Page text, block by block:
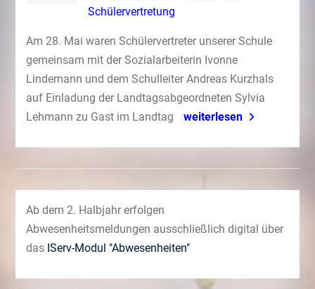
Schülervertretung
Am 28. Mai waren Schülervertreter unserer Schule
gemeinsam mit der Sozialarbeiterin Ivonne
Lindemann und dem Schulleiter Andreas Kurzhals
auf Einladung der Landtagsabgeordneten Sylvia
Lehmann zu Gast im Landtag
weiterlesen
Ab dem 2. Halbjahr erfolgen
Abwesenheitsmeldungen ausschließlich digital über
das IServ-Modul "Abwesenheiten"